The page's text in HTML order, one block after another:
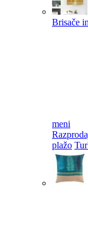
Brisače
meni
plažo